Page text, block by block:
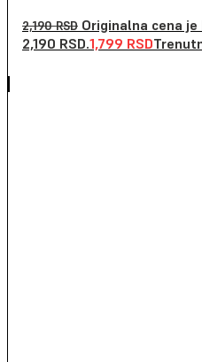
2,190RSD Originalna cena je
2,190 RSD.1,799 RSD